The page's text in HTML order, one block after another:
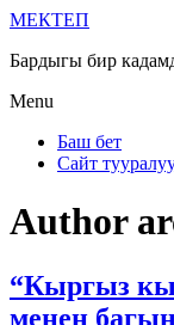
МЕКТЕП
Бардыгы бир
Menu
Баш бет
Сайт
Author
“Кыргыз
менен